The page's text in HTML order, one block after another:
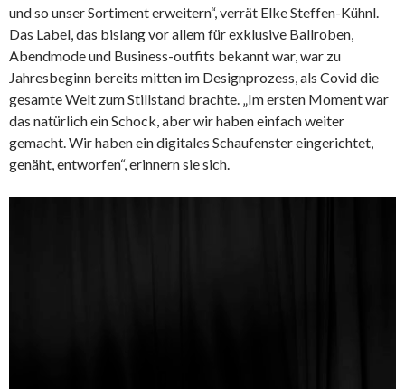
und so unser Sortiment erweitern“, verrät Elke Steffen-Kühnl.
Das Label, das bislang vor allem für exklusive Ballroben,
Abendmode und Business-outfits bekannt war, war zu
Jahresbeginn bereits mitten im Designprozess, als Covid die
gesamte Welt zum Stillstand brachte. „Im ersten Moment war
das natürlich ein Schock, aber wir haben einfach weiter
gemacht. Wir haben ein digitales Schaufenster eingerichtet,
genäht, entworfen“, erinnern sie sich.